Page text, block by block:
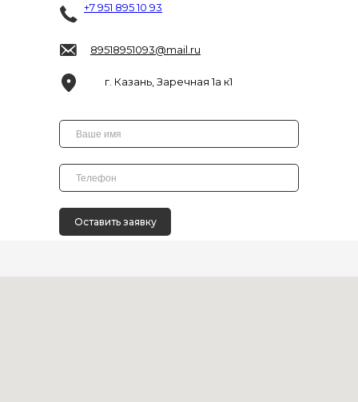
Оставить заявку
+7 951 895 10 93
г. Казань, Заречная 1а к1
89518951093@mail.ru